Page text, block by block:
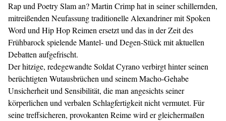
Rap und Poetry Slam an? Martin Crimp hat in seiner schillernden,
mitreißenden Neufassung traditionelle Alexandriner mit Spoken
Word und Hip Hop Reimen ersetzt und das in der Zeit des
Frühbarock spielende Mantel- und Degen-Stück mit aktuellen
Debatten aufgefrischt.
Der hitzige, redegewandte Soldat Cyrano verbirgt hinter seinen
berüchtigten Wutausbrüchen und seinem Macho-Gehabe
Unsicherheit und Sensibilität, die man angesichts seiner
körperlichen und verbalen Schlagfertigkeit nicht vermutet. Für
seine treffsicheren, provokanten Reime wird er gleichermaßen